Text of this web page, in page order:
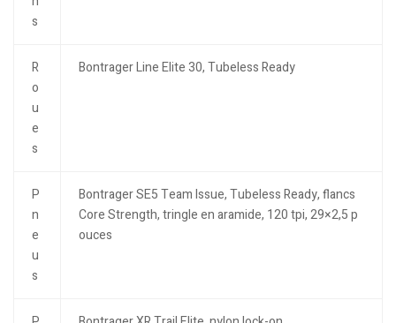
s
R
o
u
e
s
Bontrager Line Elite 30, Tubeless Ready
P
n
e
u
s
Bontrager SE5 Team Issue, Tubeless Ready, flancs
Core Strength, tringle en aramide, 120 tpi, 29×2,5 p
ouces